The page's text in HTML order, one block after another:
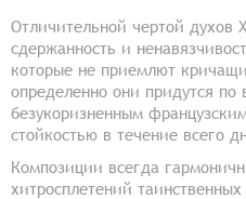
Отличительной чертой духов
сдержанность и
которые не приемлют
определенно они придутся
безукоризненным
стойкостью в течение всего
Композиции всегда
хитросплетений